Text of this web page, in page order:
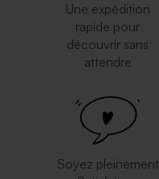
Une expédition
rapide pour
découvrir sans
attendre
Soyez pleinement